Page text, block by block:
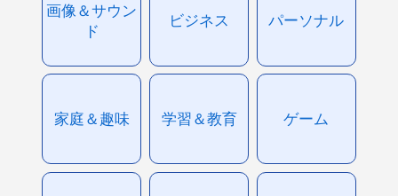
画像＆サウン
ド
ビジネス パーソナル
家庭＆趣味 学習＆教育 ゲーム